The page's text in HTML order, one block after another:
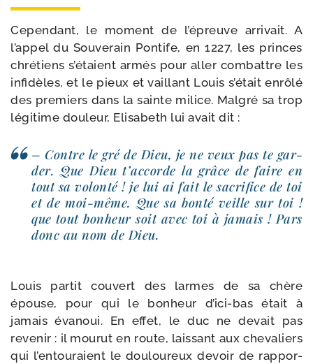
Cependant, le moment de l’épreuve arri­vait. A
l’appel du Souverain Pontife, en 1227, les princes
chré­tiens s’étaient armés pour aller com­battre les
infi­dèles, et le pieux et vaillant Louis s’était enrô­lé
des pre­miers dans la sainte milice. Malgré sa trop
légi­time dou­leur, Eli­sabeth lui avait dit :
– Contre le gré de Dieu, je ne veux pas te gar­
der. Que Dieu t’ac­corde la grâce de faire en
tout sa volon­té ! je lui ai fait le sacri­fice de toi
et de moi-​même. Que sa bon­té veille sur toi !
que tout bon­heur soit avec toi à jamais ! Pars
donc au nom de Dieu.
Louis par­tit cou­vert des larmes de sa chère
épouse, pour qui le bon­heur d’ici-bas était à
jamais éva­noui. En effet, le duc ne devait pas
reve­nir : il mou­rut en route, lais­sant aux che­va­liers
qui l’en­touraient le dou­lou­reux devoir de rap­por­